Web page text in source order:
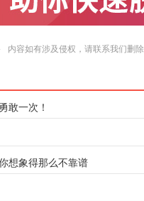
内容如有涉及侵权，请联系我们删除
敢一次！
想象得那么不靠谱